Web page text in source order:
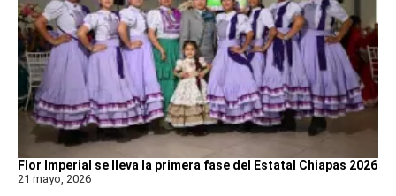
Flor Imperial se lleva la primera fase del Estatal Chiapas 2026
21 mayo, 2026